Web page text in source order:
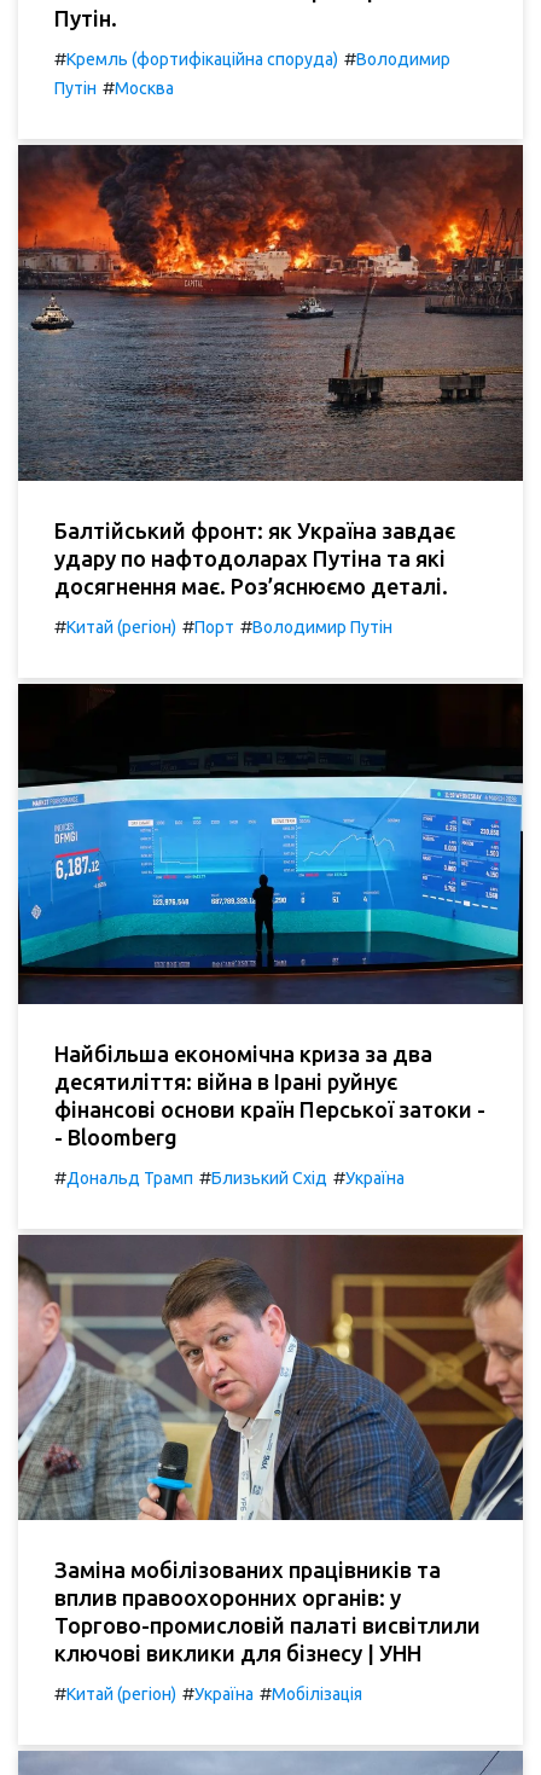
Путін.
#Кремль (фортифікаційна споруда) #Володимир
Путін #Москва
Балтійський фронт: як Україна завдає
удару по нафтодоларах Путіна та які
досягнення має. Роз’яснюємо деталі.
#Китай (регіон) #Порт #Володимир Путін
Найбільша економічна криза за два
десятиліття: війна в Ірані руйнує
фінансові основи країн Перської затоки -
- Bloomberg
#Дональд Трамп #Близький Схід #Україна
Заміна мобілізованих працівників та
вплив правоохоронних органів: у
Торгово-промисловій палаті висвітлили
ключові виклики для бізнесу | УНН
#Китай (регіон) #Україна #Мобілізація